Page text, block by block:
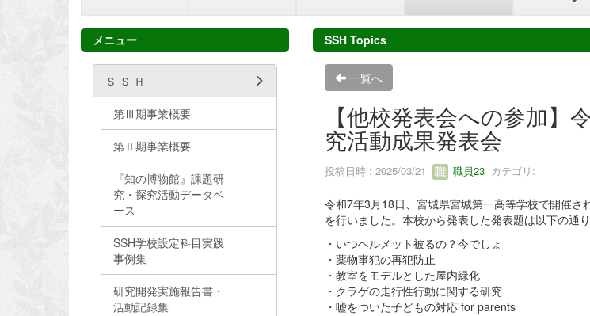
SSH Topics
一覧へ
【他校発表会への参加】
究活動成果発表会
投稿日時 : 2025/03/21 職員23カテゴリ:
令和7年3月18日、宮城県宮城第一高等学校で開催
を行いました。本校から発表した発表題は以下の通り
・いつヘルメット被るの？今でしょ
・薬物事犯の再犯防止
・教室をモデルとした屋内緑化
・クラゲの走行性行動に関する研究
・嘘をついた子どもの対応 for parents
メニュー
Ｓ Ｓ Ｈ
第Ⅲ期事業概要
第Ⅱ期事業概要
『知の博物館』課題研
究・探究活動データベ
ース
SSH学校設定科目実践
事例集
研究開発実施報告書・
活動記録集